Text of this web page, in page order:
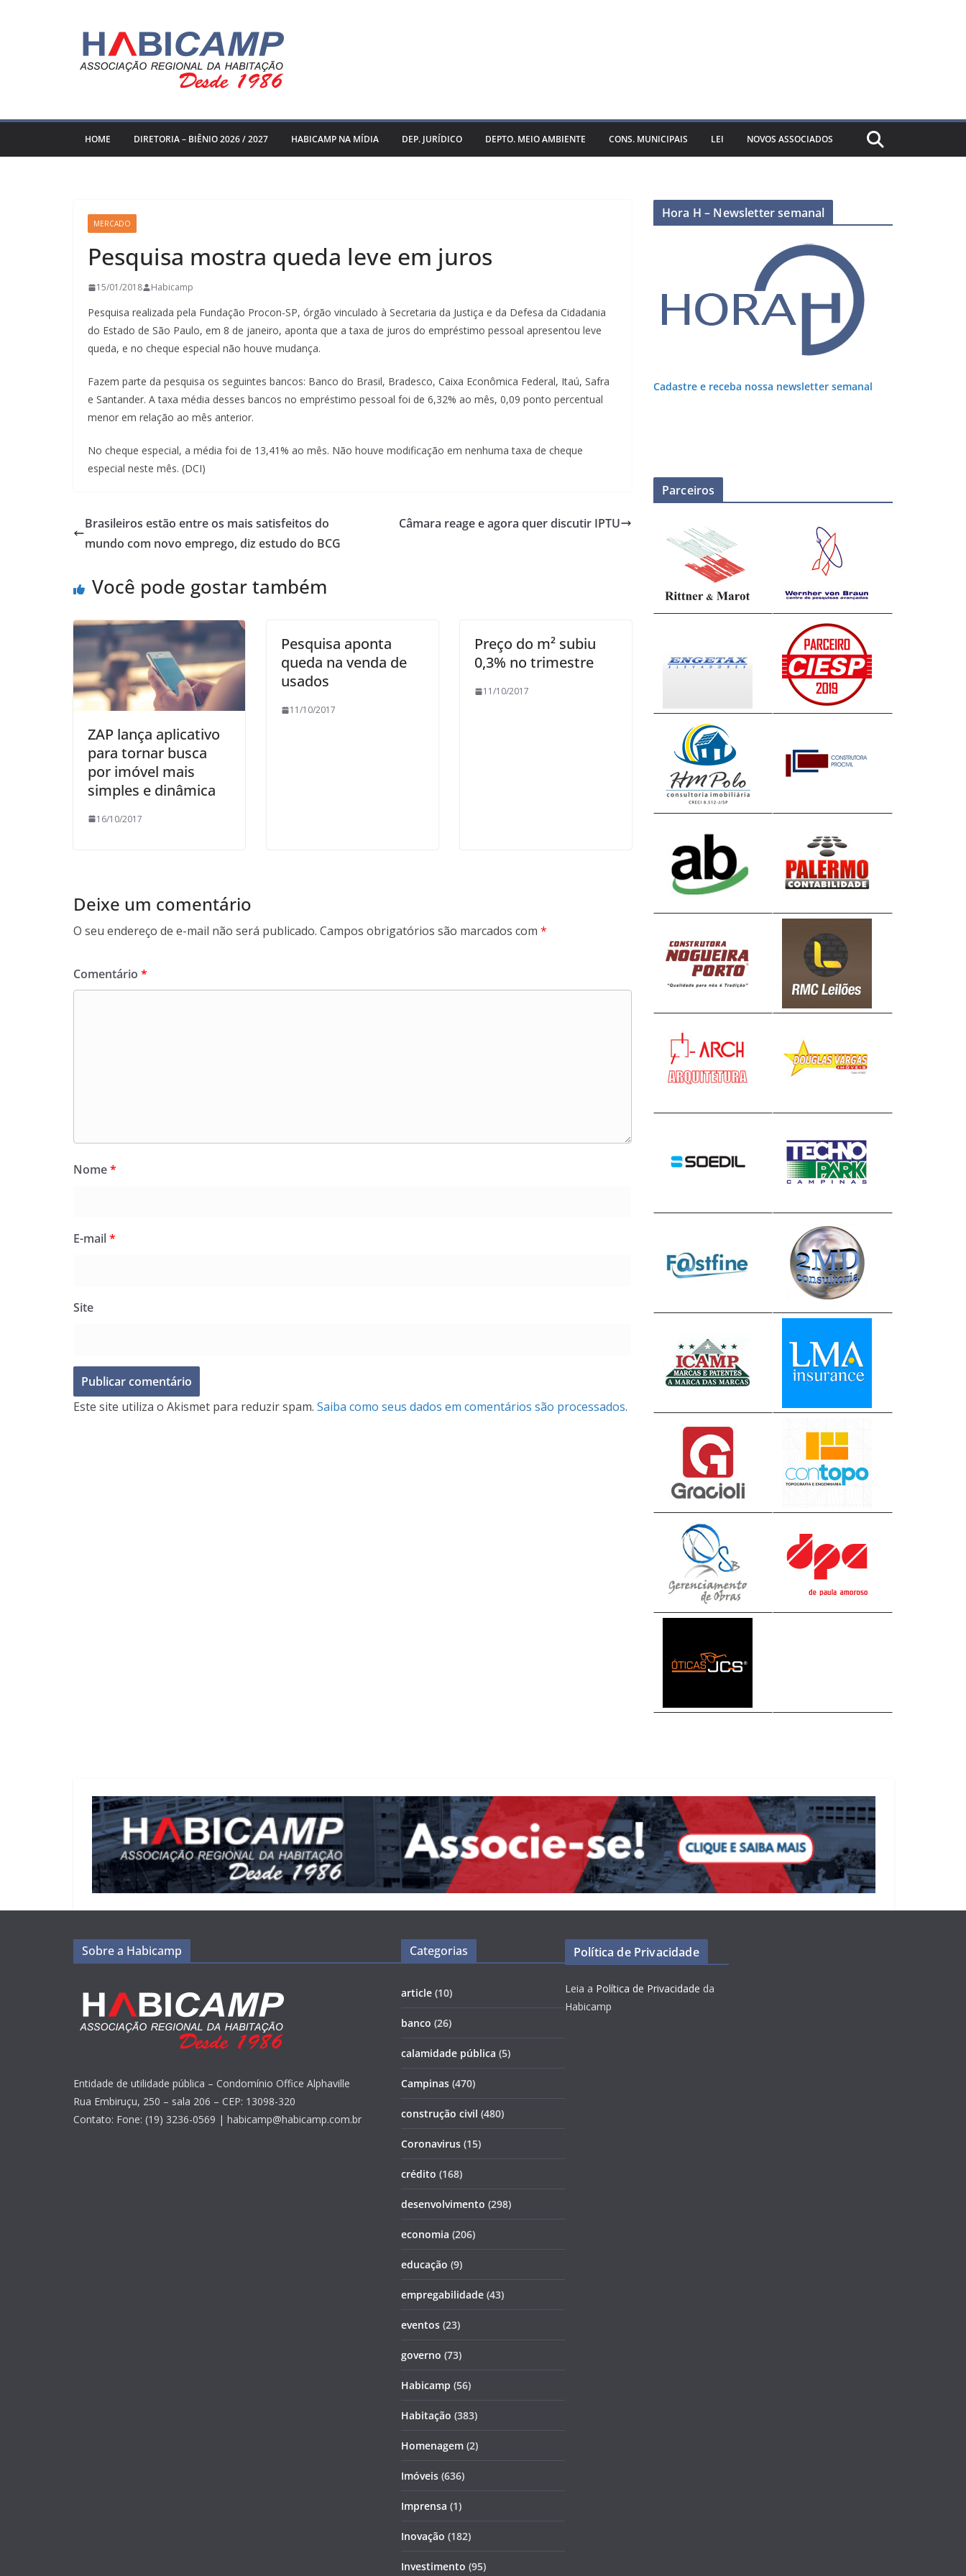
HOME DIRETORIA – BIÊNIO 2026 / 2027 HABICAMP NA MÍDIA DEP. JURÍDICO DEPTO. MEIO AMBIENTE CONS. MUNICIPAIS LEI NOVOS ASSOCIADOS
MERCADO
Pesquisa mostra queda leve em juros
15/01/2018 Habicamp
Pesquisa realizada pela Fundação Procon-SP, órgão vinculado à Secretaria da Justiça e da Defesa da Cidadania
do Estado de São Paulo, em 8 de janeiro, aponta que a taxa de juros do empréstimo pessoal apresentou leve
queda, e no cheque especial não houve mudança.
Fazem parte da pesquisa os seguintes bancos: Banco do Brasil, Bradesco, Caixa Econômica Federal, Itaú, Safra
e Santander. A taxa média desses bancos no empréstimo pessoal foi de 6,32% ao mês, 0,09 ponto percentual
menor em relação ao mês anterior.
No cheque especial, a média foi de 13,41% ao mês. Não houve modificação em nenhuma taxa de cheque
especial neste mês. (DCI)
Brasileiros estão entre os mais satisfeitos do
mundo com novo emprego, diz estudo do BCG
Câmara reage e agora quer discutir IPTU
Você pode gostar também
ZAP lança aplicativo
para tornar busca
por imóvel mais
simples e dinâmica
16/10/2017
Pesquisa aponta
queda na venda de
usados
11/10/2017
Preço do m² subiu
0,3% no trimestre
11/10/2017
Deixe um comentário
O seu endereço de e-mail não será publicado. Campos obrigatórios são marcados com *
Comentário *
Nome*
E-mail*
Site
Este site utiliza o Akismet para reduzir spam. Saiba como seus dados em comentários são processados.
Hora H – Newsletter semanal
Cadastre e receba nossa newsletter semanal
Parceiros
Sobre a Habicamp
Entidade de utilidade pública – Condomínio Office Alphaville
Rua Embiruçu, 250 – sala 206 – CEP: 13098-320
Contato: Fone: (19) 3236-0569 | habicamp@habicamp.com.br
Categorias
article (10)
banco (26)
calamidade pública (5)
Campinas (470)
construção civil (480)
Coronavirus (15)
crédito (168)
desenvolvimento (298)
economia (206)
educação (9)
empregabilidade (43)
eventos (23)
governo (73)
Habicamp (56)
Habitação (383)
Homenagem (2)
Imóveis (636)
Imprensa (1)
Inovação (182)
Investimento (95)
Política de Privacidade
Leia a Política de Privacidade da
Habicamp